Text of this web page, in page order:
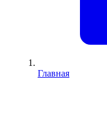
Главная